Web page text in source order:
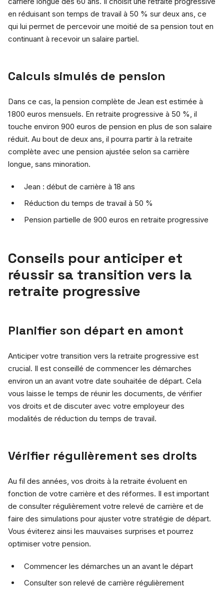
en réduisant son temps de travail à 50 % sur deux ans, ce
qui lui permet de percevoir une moitié de sa pension tout en
continuant à recevoir un salaire partiel.
Calculs simulés de pension
Dans ce cas, la pension complète de Jean est estimée à
1 800 euros mensuels. En retraite progressive à 50 %, il
touche environ 900 euros de pension en plus de son salaire
réduit. Au bout de deux ans, il pourra partir à la retraite
complète avec une pension ajustée selon sa carrière
longue, sans minoration.
Jean : début de carrière à 18 ans
Réduction du temps de travail à 50 %
Pension partielle de 900 euros en retraite progressive
Conseils pour anticiper et
réussir sa transition vers la
retraite progressive
Planifier son départ en amont
Anticiper votre transition vers la retraite progressive est
crucial. Il est conseillé de commencer les démarches
environ un an avant votre date souhaitée de départ. Cela
vous laisse le temps de réunir les documents, de vérifier
vos droits et de discuter avec votre employeur des
modalités de réduction du temps de travail.
Vérifier régulièrement ses droits
Au fil des années, vos droits à la retraite évoluent en
fonction de votre carrière et des réformes. Il est important
de consulter régulièrement votre relevé de carrière et de
faire des simulations pour ajuster votre stratégie de départ.
Vous éviterez ainsi les mauvaises surprises et pourrez
optimiser votre pension.
Commencer les démarches un an avant le départ
Consulter son relevé de carrière régulièrement